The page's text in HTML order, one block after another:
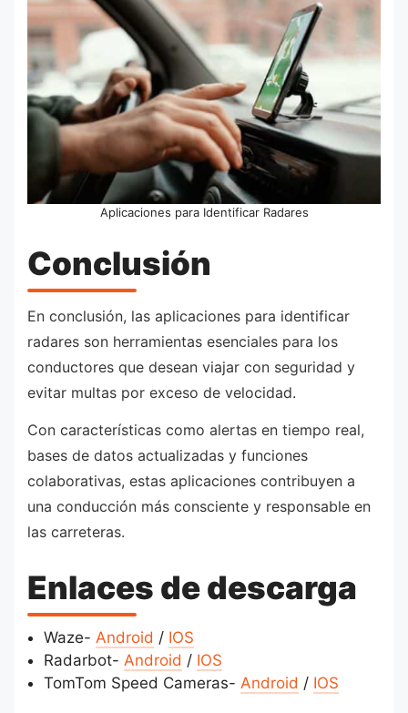
Aplicaciones para Identificar Radares
Conclusión
En conclusión, las aplicaciones para identificar
radares son herramientas esenciales para los
conductores que desean viajar con seguridad y
evitar multas por exceso de velocidad.
Con características como alertas en tiempo real,
bases de datos actualizadas y funciones
colaborativas, estas aplicaciones contribuyen a
una conducción más consciente y responsable en
las carreteras.
Enlaces de descarga
Waze- Android / IOS
Radarbot- Android / IOS
TomTom Speed Cameras- Android / IOS